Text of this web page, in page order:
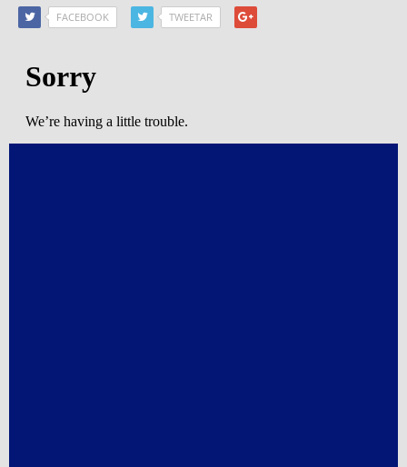
FACEBOOK TWEETAR